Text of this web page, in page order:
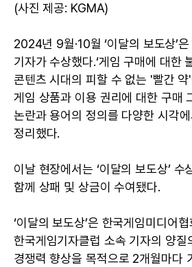
(사진 제공: KGMA)
2024년 9월·10월 ‘이달의 보도상’
기자가 수상했다.‘게임 구매에 대한
콘텐츠 시대의 피할 수 없는 '빨간 약
게임 상품과 이용 권리에 대한 구매
논란과 용어의 정의를 다양한 시각
정리했다.
이날 현장에서는 ‘이달의 보도상’ 수
함께 상패 및 상금이 수여됐다.
‘이달의 보도상’은 한국게임미디어
한국게임기자클럽 소속 기자의 양질
경쟁력 향상을 목적으로 2개월마다